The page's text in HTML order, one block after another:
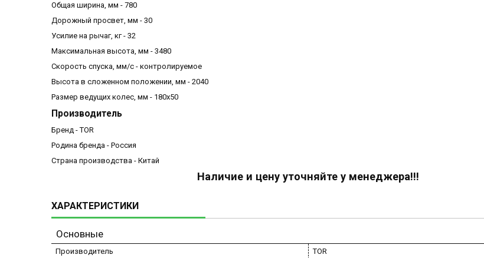
Общая ширина, мм - 780
Дорожный просвет, мм - 30
Усилие на рычаг, кг - 32
Максимальная высота, мм - 3480
Скорость спуска, мм/с - контролируемое
Высота в сложенном положении, мм - 2040
Размер ведущих колес, мм - 180х50
Производитель
Бренд - TOR
Родина бренда - Россия
Страна производства - Китай
Наличие и цену уточняйте у менеджера!!!
ХАРАКТЕРИСТИКИ
Основные
Производитель
TOR